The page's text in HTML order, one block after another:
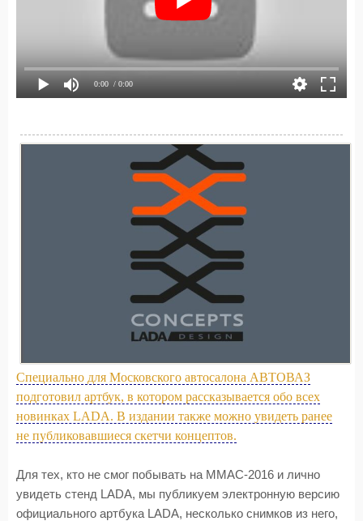
0:00 / 0:00
Специально для Московского автосалона АВТОВАЗ
подготовил артбук, в котором рассказывается обо всех
новинках LADA. В издании также можно увидеть ранее
не публиковавшиеся скетчи концептов.
Для тех, кто не смог побывать на ММАС-2016 и лично
увидеть стенд LADA, мы публикуем электронную версию
официального артбука LADA, несколько снимков из него,